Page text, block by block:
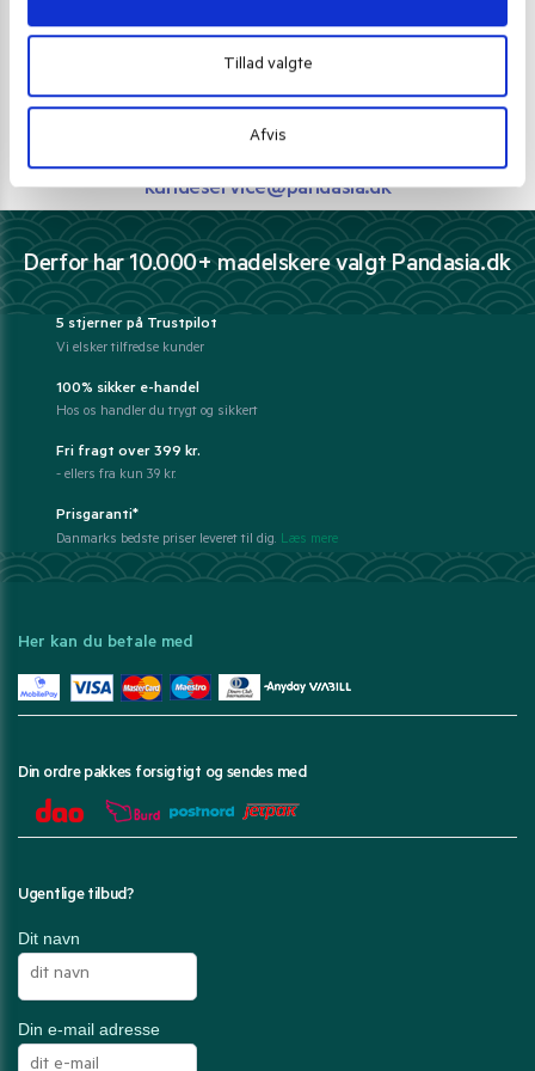
Tillad valgte
Afvis
Vi guider dig igennem asiatisk mad
Telefon support
Ring 30 27 78 78
E-mail support
kundeservice@pandasia.dk
Derfor har 10.000+ madelskere valgt Pandasia.dk
5 stjerner på Trustpilot
Vi elsker tilfredse kunder
100% sikker e-handel
Hos os handler du trygt og sikkert
Fri fragt over 399 kr.
- ellers fra kun 39 kr.
Prisgaranti*
Danmarks bedste priser leveret til dig. Læs mere
Her kan du betale med
Din ordre pakkes forsigtigt og sendes med
Ugentlige tilbud?
Dit navn
Din e-mail adresse